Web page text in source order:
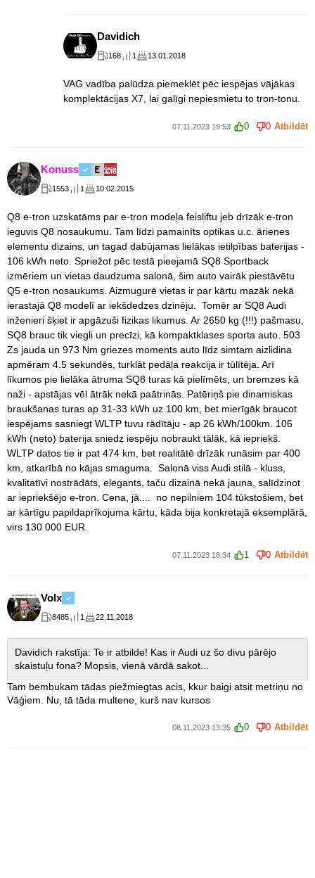
Davidich
168 1 13.01.2018
VAG vadība palūdza piemeklēt pēc iespējas vājākas
komplektācijas X7, lai galīgi nepiesmietu to tron-tonu.
07.11.2023 19:53 0 0 Atbildēt
Konuss
1553 1 10.02.2015
Q8 e-tron uzskatāms par e-tron modeļa feisliftu jeb drīzāk e-tron
ieguvis Q8 nosaukumu. Tam līdzi pamainīts optikas u.c. ārienes
elementu dizains, un tagad dabūjamas lielākas ietilpības baterijas -
106 kWh neto. Spriežot pēc testā pieejamā SQ8 Sportback
izmēriem un vietas daudzuma salonā, šim auto vairāk piestāvētu
Q5 e-tron nosaukums. Aizmugurē vietas ir par kārtu mazāk nekā
ierastajā Q8 modelī ar iekšdedzes dzinēju. Tomēr ar SQ8 Audi
inženieri šķiet ir apgāzuši fizikas likumus. Ar 2650 kg (!!!) pašmasu,
SQ8 brauc tik viegli un precīzi, kā kompaktklases sporta auto. 503
Zs jauda un 973 Nm griezes moments auto līdz simtam aizlidina
apmēram 4.5 sekundēs, turklāt pedāļa reakcija ir tūlītēja. Arī
līkumos pie lielāka ātruma SQ8 turas kā pielīmēts, un bremzes kā
naži - apstājas vēl ātrāk nekā paātrinās. Patēriņš pie dinamiskas
braukšanas turas ap 31-33 kWh uz 100 km, bet mierīgāk braucot
iespējams sasniegt WLTP tuvu rādītāju - ap 26 kWh/100km. 106
kWh (neto) baterija sniedz iespēju nobraukt tālāk, kā iepriekš.
WLTP datos tie ir pat 474 km, bet realitātē drīzāk runāsim par 400
km, atkarībā no kājas smaguma. Salonā viss Audi stilā - kluss,
kvalitatīvi nostrādāts, elegants, taču dizainā nekā jauna, salīdzinot
ar iepriekšējo e-tron. Cena, jā.... no nepilniem 104 tūkstošiem, bet
ar kārtīgu papildaprīkojuma kārtu, kāda bija konkretajā eksemplārā,
virs 130 000 EUR.
07.11.2023 18:34 1 0 Atbildēt
Volx
8485 1 22.11.2018
Davidich rakstīja: Te ir atbilde! Kas ir Audi uz šo divu pārējo
skaistuļu fona? Mopsis, vienā vārdā sakot...
Tam bembukam tādas piežmiegtas acis, kkur baigi atsit metriņu no
Vāģiem. Nu, tā tāda multene, kurš nav kursos
08.11.2023 13:35 0 0 Atbildēt